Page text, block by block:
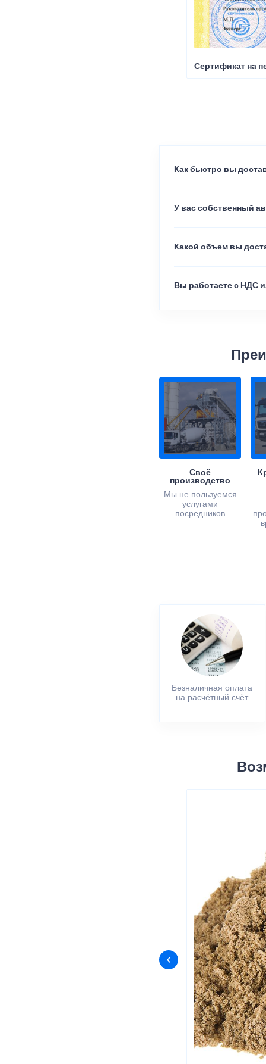
Сертификат на
Как быстро вы
У вас собственный
Какой объем вы
Вы работаете с НДС
Своё
производство
Мы не пользуемся
услугами
посредников
Безналичная оплата
на расчётный счёт